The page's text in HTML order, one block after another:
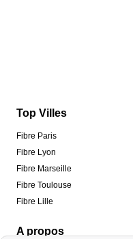
Top Villes
Fibre Paris
Fibre Lyon
Fibre Marseille
Fibre Toulouse
Fibre Lille
A propos